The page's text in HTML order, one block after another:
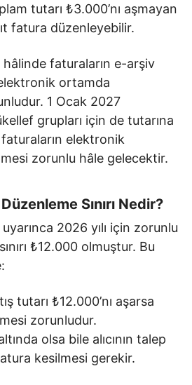
tutarı ₺3.000’nı aşmayan
fatura düzenleyebilir.
hâlinde faturaların e-arşiv
ortamda
1 Ocak 2027
grupları için de tutarına
faturaların elektronik
zorunlu hâle gelecektir.
Sınırı Nedir?
2026 yılı için zorunlu
₺12.000 olmuştur. Bu
tutarı ₺12.000’nı aşarsa
zorunludur.
olsa bile alıcının talep
kesilmesi gerekir.